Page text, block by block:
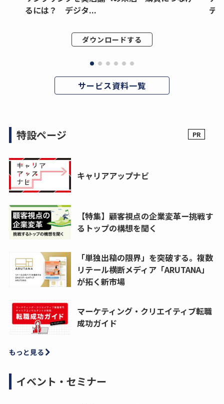
るには？ デジタ...
ダウンロードする
デ
サービス資料一覧
特設ページ
キャリアアップナビ
【特集】顧客視点の企業変革ー挑戦す
るトップの構想を聞く
「単独出稿の限界」を突破する。複数
リテール横断メディア「ARUTANA」
が拓く新市場
マーケティング・クリエイティブ転職
成功ガイド
もっと見る
イベント・セミナー